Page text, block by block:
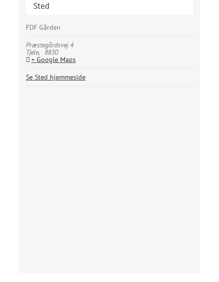
Sted
FDF Gården
Præstegårdsvej 4
Tjele,
8830
+ Google Maps
Se Sted hjemmeside